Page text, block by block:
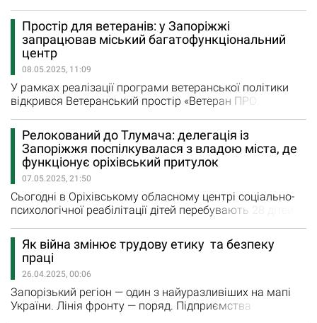
історичної будівлі (це був прибутковий будинок
Когана), центр площею 143 м² вже приймає
відвідувачів. За словами директора КУ «Ветеранський
простір «Ветеран ПРО Запоріжжя» Михайла Пірога,…
Простір для ветеранів: у Запоріжжі
запрацював міський багатофункціональний
центр
08.05.2025, 11:09
У рамках реалізації програми ветеранської політики
відкрився Ветеранський простір «Ветеран ПРО.
будівлі (це був прибутковий будинок Когана), центр
площею 143 м² вже приймає відвідувачів. У складі
Комунальної установи «Ветеранський простір «Ветеран
ПРО. Запоріжжя», яку очолив ветеран…
Релокований до Тлумача: делегація із
Запоріжжя поспілкувалася з владою міста, де
функціонує оріхівський притулок
07.05.2025, 21:50
Сьогодні в Оріхівському обласному центрі соціально-
психологічної реабілітації дітей перебувають 28 дітей,
сироти та діти, позбавлені батьківського піклування. У
березні 2022 року з Оріхова евакуювали 41 вихованця
центру Майже два з половиною роки заклад перебував
у Польщі, а 1 липня 2024 року його релоковано в…
Як війна змінює трудову етику та безпеку
праці
26.04.2025, 00:06
Запорізький регіон — один з найуразливіших на мапі
України. Лінія фронту — поряд. Підприємства